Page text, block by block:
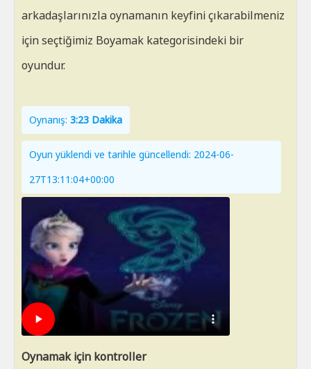
arkadaşlarınızla oynamanın keyfini çıkarabilmeniz
için seçtiğimiz Boyamak kategorisindeki bir
oyundur.
Oynanış: 3:23 Dakika
Oyun yüklendi ve tarihle güncellendi: 2024-06-
27T13:11:04+00:00
Oynamak için kontroller